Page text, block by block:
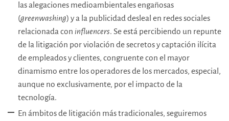
las alegaciones medioambientales engañosas
(greenwashing) y a la publicidad desleal en redes sociales
relacionada con influencers. Se está percibiendo un repunte
de la litigación por violación de secretos y captación ilícita
de empleados y clientes, congruente con el mayor
dinamismo entre los operadores de los mercados, especial,
aunque no exclusivamente, por el impacto de la
tecnología.
En ámbitos de litigación más tradicionales, seguiremos